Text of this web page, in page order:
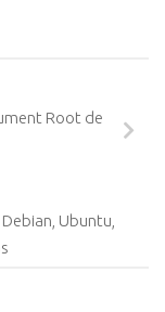
Root de
Ubuntu,